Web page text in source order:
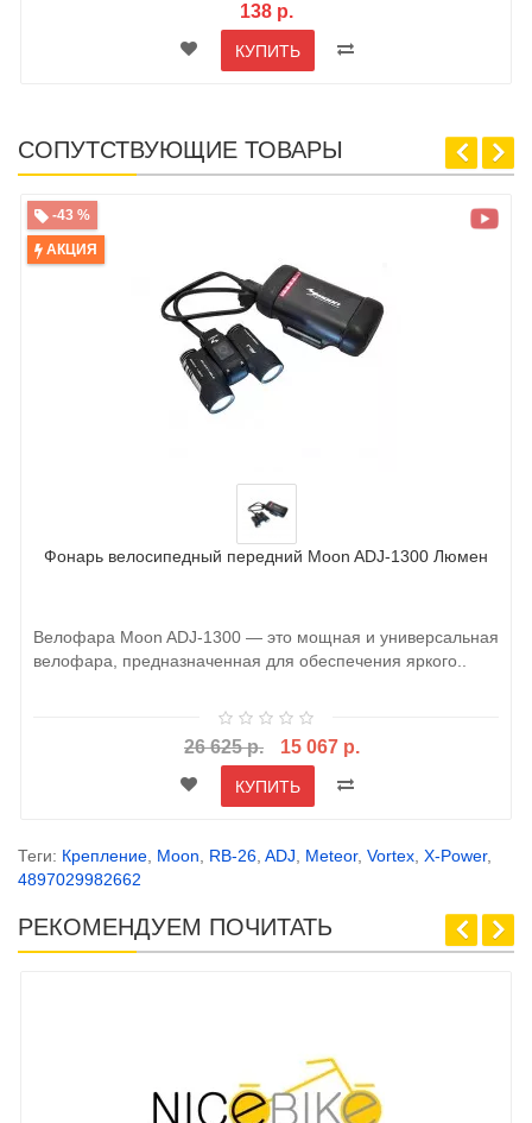
138 р.
КУПИТЬ
СОПУТСТВУЮЩИЕ ТОВАРЫ
-43 %
АКЦИЯ
Фонарь велосипедный передний Moon ADJ-1300 Люмен
Велофара Moon ADJ-1300 — это мощная и универсальная
велофара, предназначенная для обеспечения яркого..
26 625 р. 15 067 р.
КУПИТЬ
Теги: Крепление, Moon, RB-26, ADJ, Meteor, Vortex, X-Power,
4897029982662
РЕКОМЕНДУЕМ ПОЧИТАТЬ